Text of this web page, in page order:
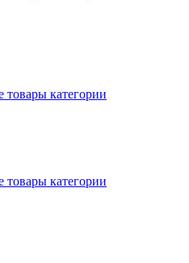
товары категории
товары категории